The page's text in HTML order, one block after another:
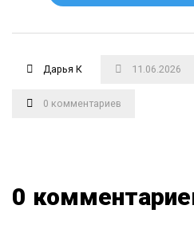
Дарья К 11.06.2026
0 комментариев
0